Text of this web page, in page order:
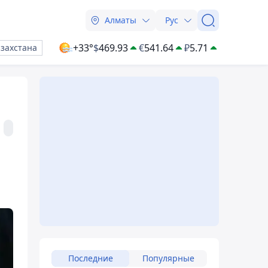
Алматы Рус
+33°$469.93 €541.64 ₽5.71
Последние Популярные